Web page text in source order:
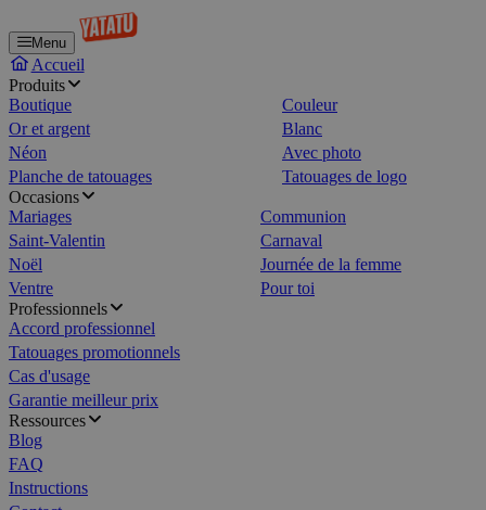
Menu
Accueil
Produits
Boutique
Couleur
Or et argent
Blanc
Néon
Avec photo
Planche de tatouages
Tatouages de logo
Occasions
Mariages
Communion
Saint-Valentin
Carnaval
Noël
Journée de la femme
Ventre
Pour toi
Professionnels
Accord professionnel
Tatouages promotionnels
Cas d'usage
Garantie meilleur prix
Ressources
Blog
FAQ
Instructions